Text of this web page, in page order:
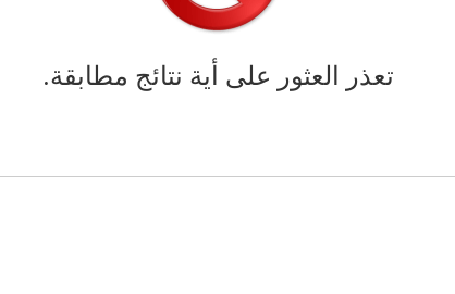
تعذر العثور على أية نتائج مطابقة.